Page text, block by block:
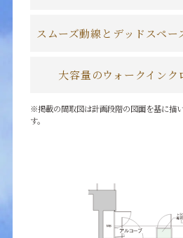
スムーズ動線とデッドスペ
⼤容量のウォークインク
※掲載の間取図は計画段階の図面を基に描
す。